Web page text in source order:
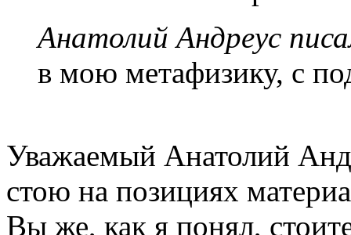
Анатолий Андреус
в мою метафизику, с
Уважаемый Анатолий
стою на позициях
Вы же, как я понял,